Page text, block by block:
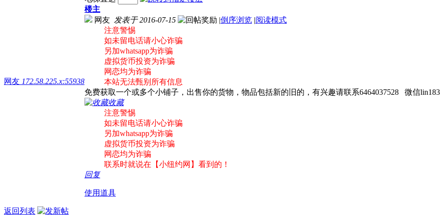
网友 172.58.225.x:55938
楼主
网友 发表于 2016-07-15 |倒序浏览 |阅读模式
注意警惕
如未留电话请小心诈骗
另加whatsapp为诈骗
虚拟货币投资为诈骗
网恋均为诈骗
本站无法甄别所有信息
免费获取一个或多个小铺子，出售你的货物，物品包括新的旧的，有兴趣请联系6464037528 微信
收藏
注意警惕
如未留电话请小心诈骗
另加whatsapp为诈骗
虚拟货币投资为诈骗
网恋均为诈骗
联系时就说在【小纽约网】看到的！
回复
使用道具
返回列表